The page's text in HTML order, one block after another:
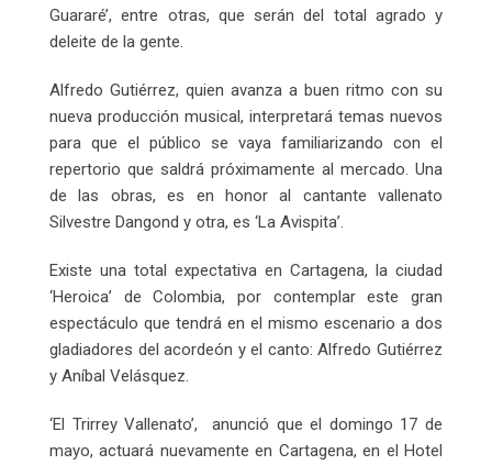
Guararé’, entre otras, que serán del total agrado y
deleite de la gente.
Alfredo Gutiérrez, quien avanza a buen ritmo con su
nueva producción musical, interpretará temas nuevos
para que el público se vaya familiarizando con el
repertorio que saldrá próximamente al mercado. Una
de las obras, es en honor al cantante vallenato
Silvestre Dangond y otra, es ‘La Avispita’.
Existe una total expectativa en Cartagena, la ciudad
‘Heroica’ de Colombia, por contemplar este gran
espectáculo que tendrá en el mismo escenario a dos
gladiadores del acordeón y el canto: Alfredo Gutiérrez
y Aníbal Velásquez.
‘El Trirrey Vallenato’, anunció que el domingo 17 de
mayo, actuará nuevamente en Cartagena, en el Hotel